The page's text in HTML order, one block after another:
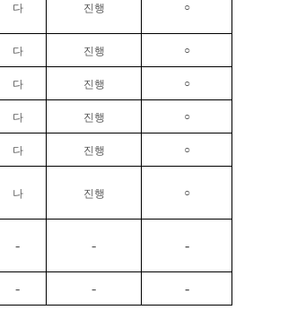
다 진행 ○
다 진행 ○
다 진행 ○
다 진행 ○
다 진행 ○
나 진행 ○
- - -
- - -